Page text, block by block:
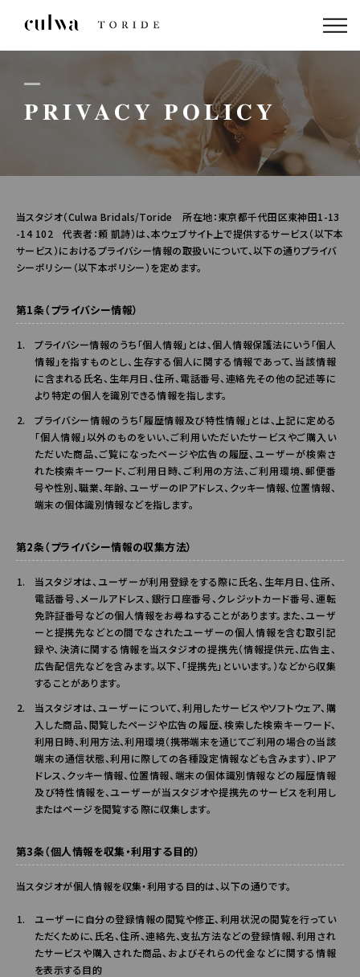
PRIVACY POLICY
当スタジオ（Culwa Bridals/Toride 所在地：東京都千代田区東神田1-13
-14 102 代表者：頼 凱詩）は、本ウェブサイト上で提供するサービス（以下本
サービス）におけるプライバシー情報の取扱いについて、以下の通りプライバ
シーポリシー（以下本ポリシー）を定めます。
第1条（プライバシー情報）
プライバシー情報のうち「個人情報」とは、個人情報保護法にいう「個人
情報」を指すものとし、生存する個人に関する情報であって、当該情報
に含まれる氏名、生年月日、住所、電話番号、連絡先その他の記述等に
より特定の個人を識別できる情報を指します。
プライバシー情報のうち「履歴情報及び特性情報」とは、上記に定める
「個人情報」以外のものをいい、ご利用いただいたサービスやご購入い
ただいた商品、ご覧になったページや広告の履歴、ユーザーが検索さ
れた検索キーワード、ご利用日時、ご利用の方法、ご利用環境、郵便番
号や性別、職業、年齢、ユーザーのIPアドレス、クッキー情報、位置情報、
端末の個体識別情報などを指します。
第2条（プライバシー情報の収集方法）
当スタジオは、ユーザーが利用登録をする際に氏名、生年月日、住所、
電話番号、メールアドレス、銀行口座番号、クレジットカード番号、運転
免許証番号などの個人情報をお尋ねすることがあります。また、ユーザ
ーと提携先などとの間でなされたユーザーの個人情報を含む取引記
録や、決済に関する情報を当スタジオの提携先（情報提供元、広告主、
広告配信先などを含みます。以下、｢提携先｣といいます。）などから収集
することがあります。
当スタジオは、ユーザーについて、利用したサービスやソフトウェア、購
入した商品、閲覧したページや広告の履歴、検索した検索キーワード、
利用日時、利用方法、利用環境（携帯端末を通じてご利用の場合の当該
端末の通信状態、利用に際しての各種設定情報なども含みます）、IPア
ドレス、クッキー情報、位置情報、端末の個体識別情報などの履歴情報
及び特性情報を、ユーザーが当スタジオや提携先のサービスを利用し
またはページを閲覧する際に収集します。
第3条（個人情報を収集・利用する目的）
当スタジオが個人情報を収集・利用する目的は、以下の通りです。
ユーザーに自分の登録情報の閲覧や修正、利用状況の閲覧を行ってい
ただくために、氏名、住所、連絡先、支払方法などの登録情報、利用され
たサービスや購入された商品、およびそれらの代金などに関する情報
を表示する目的
ABOUT US
PACKAGE
DRESS
GALLERY
LINEでのお問い合わせはこちら